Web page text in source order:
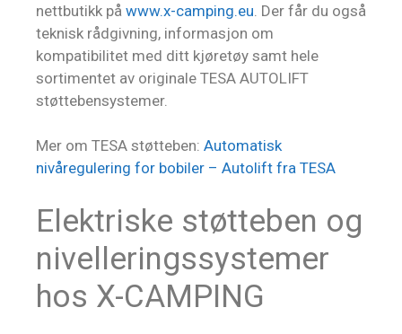
nettbutikk på www.x-camping.eu . Der får du også
teknisk rådgivning, informasjon om
kompatibilitet med ditt kjøretøy samt hele
sortimentet av originale TESA AUTOLIFT
støttebensystemer.
Mer om TESA støtteben: Automatisk
nivåregulering for bobiler – Autolift fra TESA
Elektriske støtteben og
nivelleringssystemer
hos X-CAMPING